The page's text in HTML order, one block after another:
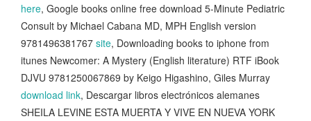
here, Google books online free download 5-Minute Pediatric
Consult by Michael Cabana MD, MPH English version
9781496381767 site, Downloading books to iphone from
itunes Newcomer: A Mystery (English literature) RTF iBook
DJVU 9781250067869 by Keigo Higashino, Giles Murray
download link, Descargar libros electrónicos alemanes
SHEILA LEVINE ESTA MUERTA Y VIVE EN NUEVA YORK